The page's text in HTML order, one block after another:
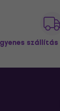
szállítás